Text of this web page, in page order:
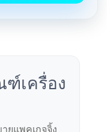
เครื่อง
ยแพคเกจจิ้ง